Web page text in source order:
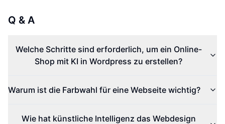
Q & A
Welche Schritte sind erforderlich, um ein Online-
Shop mit KI in Wordpress zu erstellen?
Warum ist die Farbwahl für eine Webseite wichtig?
Wie hat künstliche Intelligenz das Webdesign